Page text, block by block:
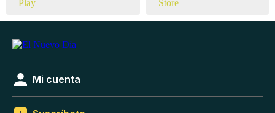
Mi cuenta